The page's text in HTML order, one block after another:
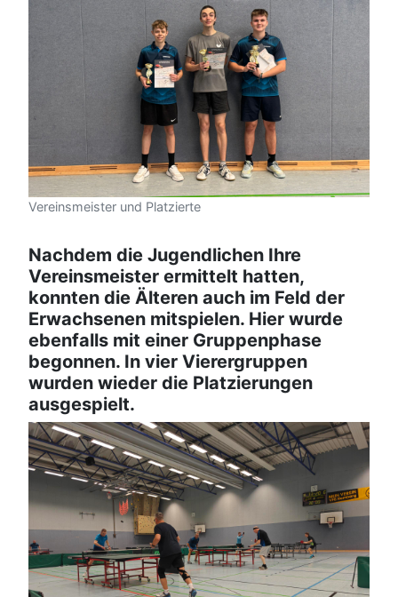
Vereinsmeister und Platzierte
Nachdem die Jugendlichen Ihre
Vereinsmeister ermittelt hatten,
konnten die Älteren auch im Feld der
Erwachsenen mitspielen. Hier wurde
ebenfalls mit einer Gruppenphase
begonnen. In vier Vierergruppen
wurden wieder die Platzierungen
ausgespielt.